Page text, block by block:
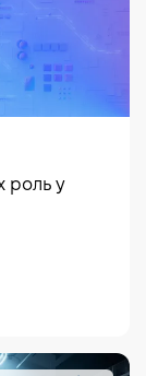
роль у